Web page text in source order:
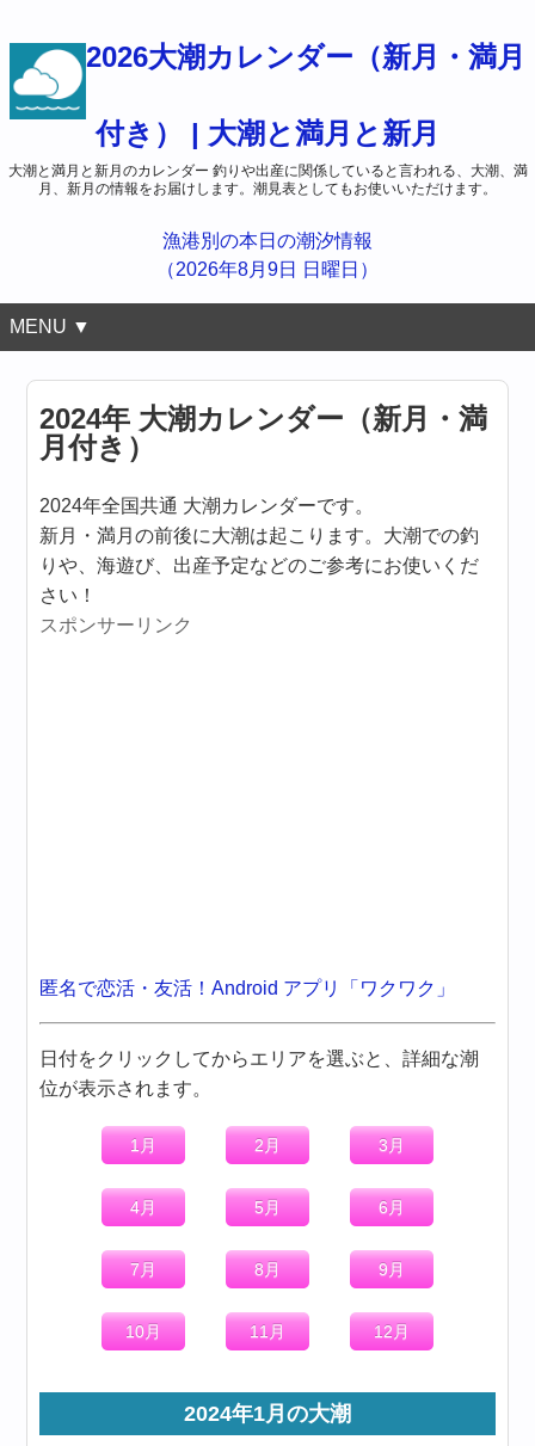
2026大潮カレンダー（新月・満月
付き） | 大潮と満月と新月
大潮と満月と新月のカレンダー 釣りや出産に関係していると言われる、大潮、満
月、新月の情報をお届けします。潮見表としてもお使いいただけます。
漁港別の本日の潮汐情報
（2026年8月9日 日曜日）
MENU ▼
2024年 大潮カレンダー（新月・満
月付き）
2024年全国共通 大潮カレンダーです。
新月・満月の前後に大潮は起こります。大潮での釣
りや、海遊び、出産予定などのご参考にお使いくだ
さい！
スポンサーリンク
匿名で恋活・友活！Android アプリ「ワクワク」
日付をクリックしてからエリアを選ぶと、詳細な潮
位が表示されます。
1月 2月 3月
4月 5月 6月
7月 8月 9月
10月 11月 12月
2024年1月の大潮